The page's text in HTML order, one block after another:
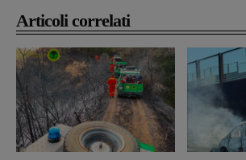
Articoli correlati